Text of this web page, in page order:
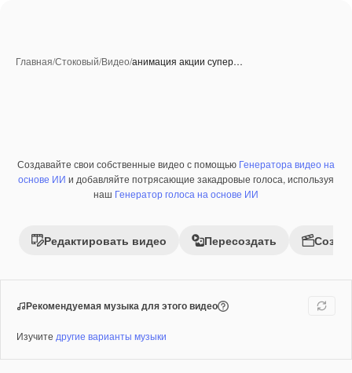
Главная/Стоковый/Видео/анимация акции супер…
Премиум
Создавайте свои собственные видео с помощью Генератора видео на
основе ИИ и добавляйте потрясающие закадровые голоса, используя
наш Генератор голоса на основе ИИ
Редактировать видео Пересоздать
Рекомендуемая музыка для этого видео
Изучите другие варианты музыки